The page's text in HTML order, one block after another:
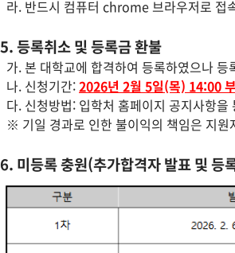
라. 반드시 컴퓨터 chrome 브라우저로 접
5. 등록취소 및 등록금 환불
가. 본 대학교에 합격하여 등록하였으나
나. 신청기간: 2026년 2월 5일(목) 14:00
다. 신청방법: 입학처 홈페이지 공지사항
※ 기일 경과로 인한 불이익의 책임은 지원
6. 미등록 충원(추가합격자 발표 및 등